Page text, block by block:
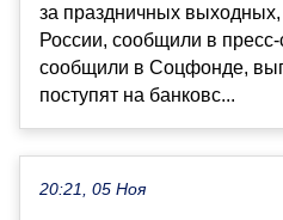
за праздничных
России, сообщили в
сообщили в Соцфонде,
поступят на банковс...
20:21, 05 Ноя